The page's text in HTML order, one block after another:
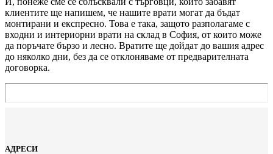
клиентите ще напишем, че нашите врати могат да бъдат
монтирани и експресно. Това е така, защото разполагаме с
входни и интериорни врати на склад в София, от които може
да поръчате бързо и лесно. Вратите ще дойдат до вашия адрес
до няколко дни, без да се отклоняваме от предварителната
договорка.
АДРЕСИ